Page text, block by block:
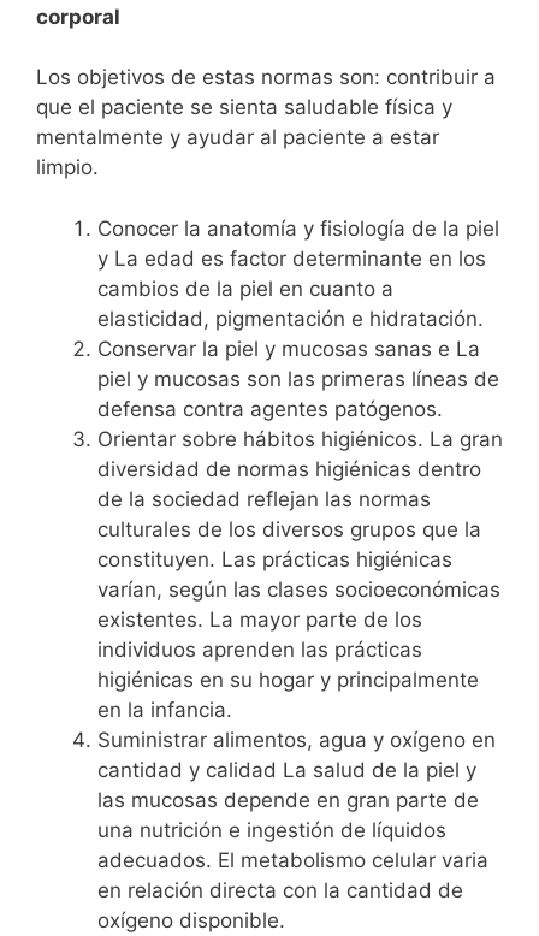
corporal
Los objetivos de estas normas son: contribuir a
que el paciente se sienta saludable física y
mentalmente y ayudar al paciente a estar
limpio.
Conocer la anatomía y fisiología de la piel
y La edad es factor determinante en los
cambios de la piel en cuanto a
elasticidad, pigmentación e hidratación.
Conservar la piel y mucosas sanas e La
piel y mucosas son las primeras líneas de
defensa contra agentes patógenos.
Orientar sobre hábitos higiénicos. La gran
diversidad de normas higiénicas dentro
de la sociedad reflejan las normas
culturales de los diversos grupos que la
constituyen. Las prácticas higiénicas
varían, según las clases socioeconómicas
existentes. La mayor parte de los
individuos aprenden las prácticas
higiénicas en su hogar y principalmente
en la infancia.
Suministrar alimentos, agua y oxígeno en
cantidad y calidad La salud de la piel y
las mucosas depende en gran parte de
una nutrición e ingestión de líquidos
adecuados. El metabolismo celular varia
en relación directa con la cantidad de
oxígeno disponible.